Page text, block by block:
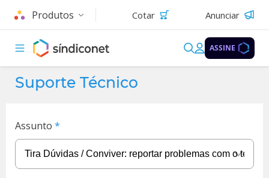
Produtos Cotar Anunciar
ASSINE
Suporte Técnico
Assunto